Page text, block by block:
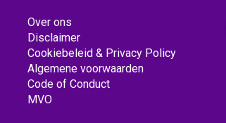
Over ons
Disclaimer
Cookiebeleid & Privacy Policy
Algemene voorwaarden
Code of Conduct
MVO